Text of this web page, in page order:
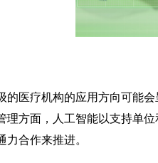
的医疗机构的应用方向可能
理方面，人工智能以支持单
合作来推进。